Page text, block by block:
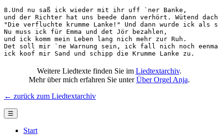
8.Und nu saß ick wieder mit ihr uff `ner Banke,
und der Richter hat uns beede dann verhört. Wütend
"Die verfluchte krumme Lanke!" Und dann wurde ick
Nu muss ick für Emma und det Jör bezahlen,
und ick komm mein Leben lang nich mehr zur Ruh.
Det soll mir `ne Warnung sein, ick fall nich noch
ick koof mir Sand und schipp die Krumme Lanke zu.
Weitere Liedtexte finden Sie im Liedtextarchiv.
Mehr über mich erfahren Sie unterÜber Orgel Anja.
← zurück zum Liedtextarchiv
☰
Start